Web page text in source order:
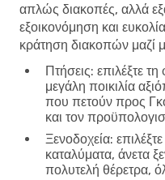
απλώς διακοπές, αλλά
εξοικονόμηση και
κράτηση διακοπών μαζί
Πτήσεις: επιλέξτε
μεγάλη ποικιλία
που πετούν προς
και τον
Ξενοδοχεία:
καταλύματα, άνετα
πολυτελή θέρετρα,